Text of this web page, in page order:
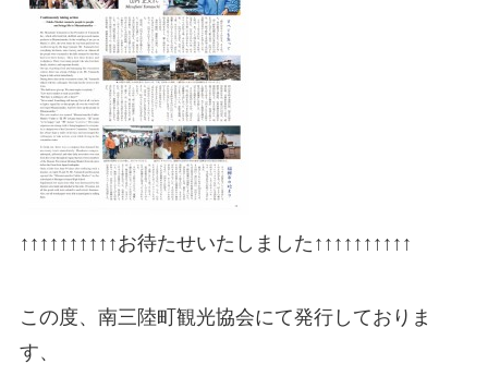
↑↑↑↑↑↑↑↑↑↑お待たせいたしました↑↑↑↑↑↑↑↑↑↑
この度、南三陸町観光協会にて発行しておりま
す、